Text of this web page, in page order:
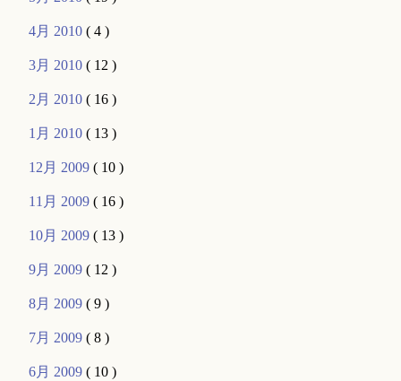
4月 2010( 4 )
3月 2010( 12 )
2月 2010( 16 )
1月 2010( 13 )
12月 2009( 10 )
11月 2009( 16 )
10月 2009( 13 )
9月 2009( 12 )
8月 2009( 9 )
7月 2009( 8 )
6月 2009( 10 )